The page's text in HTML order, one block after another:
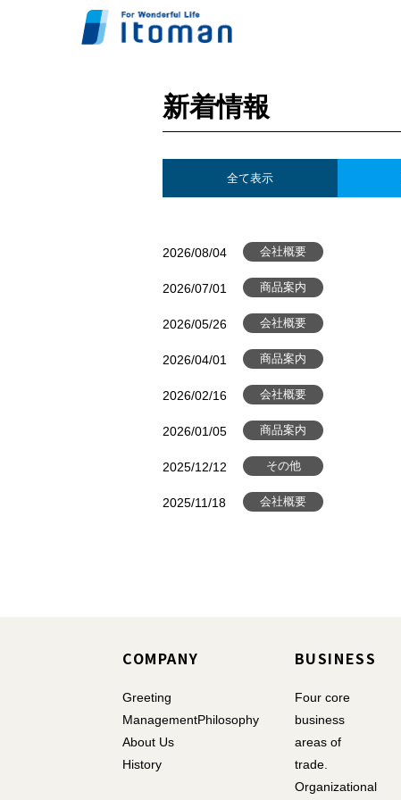
新着情報
全て表示
2026/08/04 会社概要
2026/07/01 商品案内
2026/05/26 会社概要
2026/04/01 商品案内
2026/02/16 会社概要
2026/01/05 商品案内
2025/12/12 その他
2025/11/18 会社概要
COMPANY
Greeting
ManagementPhilosophy
About Us
History
BUSINESS
Four core
business
areas of
trade.
Organizational